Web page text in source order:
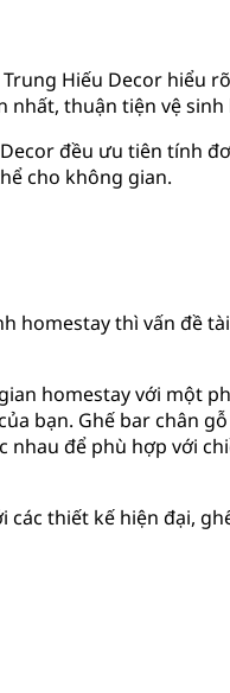
Hiếu Decor hiểu
thuận tiện vệ
đều ưu tiên tính
cho không gian.
homestay thì vấn đề
homestay với một
bạn. Ghế bar chân
để phù hợp với
thiết kế hiện đại,